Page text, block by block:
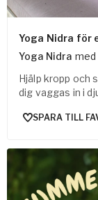
Yoga Nidra för
Yoga Nidra med
Hjälp kropp och
dig vaggas in i
SPARA TILL